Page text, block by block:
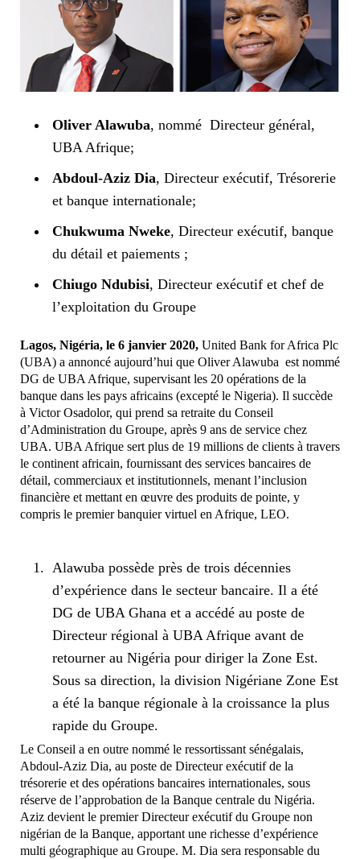
Oliver Alawuba, nommé Directeur général,
UBA Afrique;
Abdoul-Aziz Dia, Directeur exécutif, Trésorerie
et banque internationale;
Chukwuma Nweke, Directeur exécutif, banque
du détail et paiements ;
Chiugo Ndubisi, Directeur exécutif et chef de
l’exploitation du Groupe
Lagos, Nigéria, le 6 janvier 2020, United Bank for Africa Plc
(UBA) a annoncé aujourd’hui que Oliver Alawuba est nommé
DG de UBA Afrique, supervisant les 20 opérations de la
banque dans les pays africains (excepté le Nigeria). Il succède
à Victor Osadolor, qui prend sa retraite du Conseil
d’Administration du Groupe, après 9 ans de service chez
UBA. UBA Afrique sert plus de 19 millions de clients à travers
le continent africain, fournissant des services bancaires de
détail, commerciaux et institutionnels, menant l’inclusion
financière et mettant en œuvre des produits de pointe, y
compris le premier banquier virtuel en Afrique, LEO.
Alawuba possède près de trois décennies
d’expérience dans le secteur bancaire. Il a été
DG de UBA Ghana et a accédé au poste de
Directeur régional à UBA Afrique avant de
retourner au Nigéria pour diriger la Zone Est.
Sous sa direction, la division Nigériane Zone Est
a été la banque régionale à la croissance la plus
rapide du Groupe.
Le Conseil a en outre nommé le ressortissant sénégalais,
Abdoul-Aziz Dia, au poste de Directeur exécutif de la
trésorerie et des opérations bancaires internationales, sous
réserve de l’approbation de la Banque centrale du Nigéria.
Aziz devient le premier Directeur exécutif du Groupe non
nigérian de la Banque, apportant une richesse d’expérience
multi géographique au Groupe. M. Dia sera responsable du